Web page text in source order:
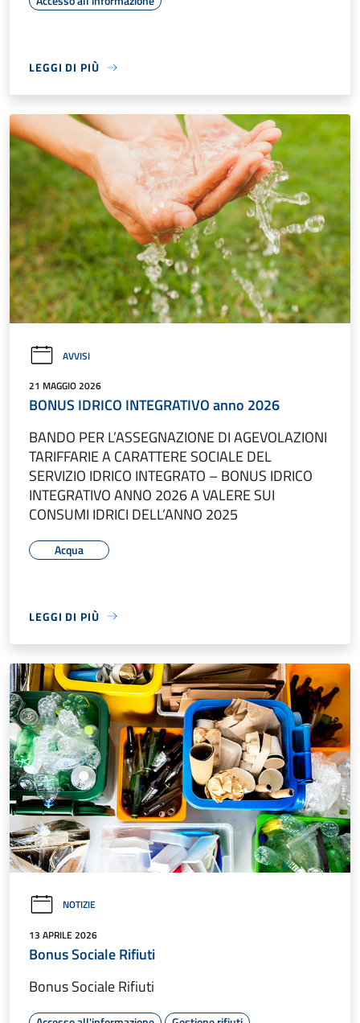
LEGGI DI PIÙ
AVVISI
21 MAGGIO 2026
BONUS IDRICO INTEGRATIVO anno 2026
BANDO PER L’ASSEGNAZIONE DI AGEVOLAZIONI
TARIFFARIE A CARATTERE SOCIALE DEL
SERVIZIO IDRICO INTEGRATO – BONUS IDRICO
INTEGRATIVO ANNO 2026 A VALERE SUI
CONSUMI IDRICI DELL’ANNO 2025
Acqua
LEGGI DI PIÙ
NOTIZIE
13 APRILE 2026
Bonus Sociale Rifiuti
Bonus Sociale Rifiuti